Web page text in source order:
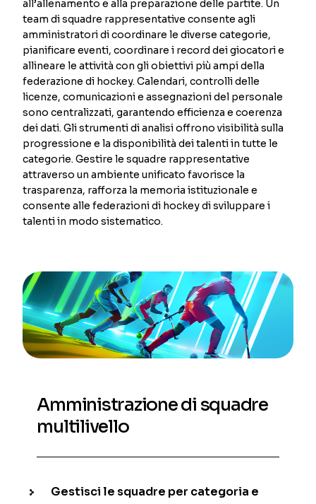
all’allenamento e alla preparazione delle partite. Un
team di squadre rappresentative consente agli
amministratori di coordinare le diverse categorie,
pianificare eventi, coordinare i record dei giocatori e
allineare le attività con gli obiettivi più ampi della
federazione di hockey. Calendari, controlli delle
licenze, comunicazioni e assegnazioni del personale
sono centralizzati, garantendo efficienza e coerenza
dei dati. Gli strumenti di analisi offrono visibilità sulla
progressione e la disponibilità dei talenti in tutte le
categorie. Gestire le squadre rappresentative
attraverso un ambiente unificato favorisce la
trasparenza, rafforza la memoria istituzionale e
consente alle federazioni di hockey di sviluppare i
talenti in modo sistematico.
Amministrazione di squadre
multilivello
Gestisci le squadre per categoria e